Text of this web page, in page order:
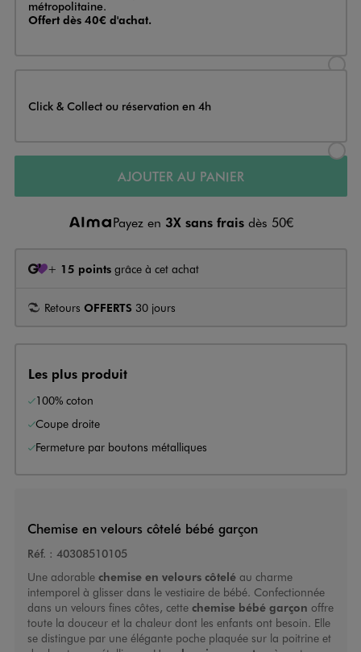
métropolitaine.
Offert dès 40€ d'achat.
Click & Collect ou réservation en 4h
AJOUTER AU PANIER
Payez en 3X sans frais dès 50€
+ 15 points grâce à cet achat
Retours OFFERTS 30 jours
Les plus produit
100% coton
Coupe droite
Fermeture par boutons métalliques
Chemise en velours côtelé bébé garçon
Réf. : 40308510105
Une adorable chemise en velours côteléau charme
intemporel à glisser dans le vestiaire de bébé. Confectionnée
dans un velours fines côtes, cette chemise bébé garçon offre
toute la douceur et la chaleur dont les enfants ont besoin. Elle
se distingue par une élégante poche plaquée sur la poitrine et